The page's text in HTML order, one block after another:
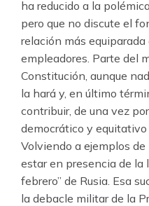
ha reducido a la
pero que no discute el
relación más
empleadores. Parte del
Constitución, aunque
la hará y, en último
contribuir, de una vez
democrático y
Volviendo a ejemplos
estar en presencia de la
febrero” de Rusia. Esa
la debacle militar de la